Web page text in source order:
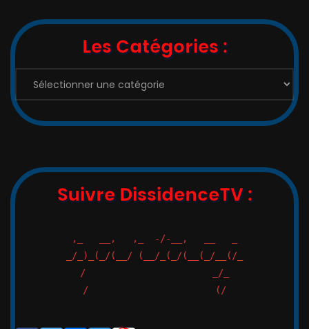
Les Catégories :
Suivre DissidenceTV :
,_   __,   ,_  -/-__,   __   _
_/_)_(_/(__/ (__/_(_/(__(_/__(/_
/                       _/_
/                       (/